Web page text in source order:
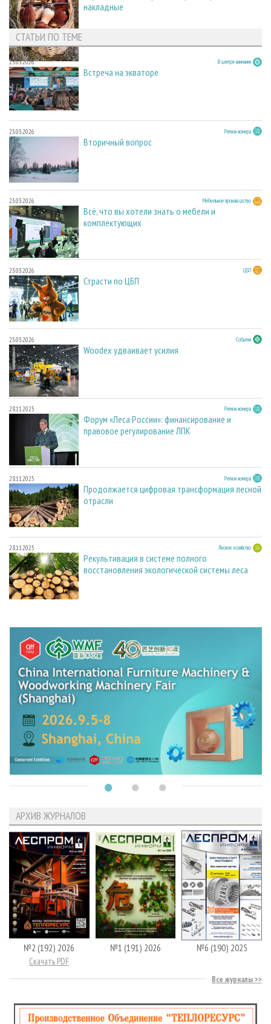
накладные
СТАТЬИ ПО ТЕМЕ
23.03.2026 В центре внимания
Встреча на экваторе
23.03.2026 Регион номера
Вторичный вопрос
23.03.2026 Мебельное производство
Всё, что вы хотели знать о мебели и
комплектующих
23.03.2026 ЦБП
Страсти по ЦБП
23.03.2026 События
Woodex удваивает усилия
28.11.2025 Регион номера
Форум «Леса России»: финансирование и
правовое регулирование ЛПК
28.11.2025 Регион номера
Продолжается цифровая трансформация лесной
отрасли
28.11.2025 Лесное хозяйство
Рекультивация в системе полного
восстановления экологической системы леса
АРХИВ ЖУРНАЛОВ
№2 (192) 2026
Скачать PDF
№1 (191) 2026 №6 (190) 2025
Все журналы